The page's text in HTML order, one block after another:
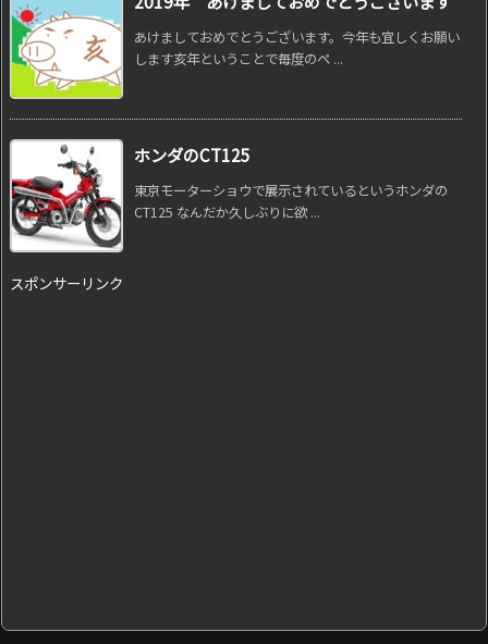
あけましておめでとうございます。今年も宜しくお願い
します亥年ということで毎度のペ ...
ホンダのCT125
東京モーターショウで展示されているというホンダの
CT125 なんだか久しぶりに欲 ...
スポンサーリンク